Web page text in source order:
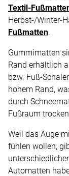
Textil-
Herbst-/Winter-
Fußmatten.
Gummimatten
Rand erhältlich
bzw. Fuß-
hohem Rand,
durch
Fußraum
Weil das Auge
fühlen wollen,
Automatten